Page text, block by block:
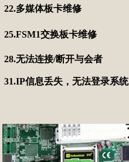
22.多媒体板卡维修
25.FSM1交换板卡维修
28.无法连接/断开与会者
31.IP信息丢失，无法登录系统